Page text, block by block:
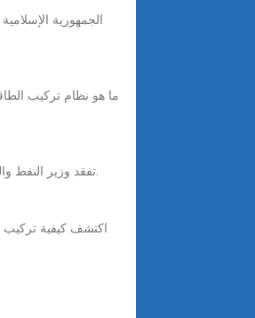
ما هو نظام تركيب
تفقد وزير النفط والطاقة والمعادن بموريتانيا محمد ولد عبد الفتاح الأربعاء 13 – 09 – 2017 مشروع بناء المحطة الشمسية الكهروضوئية بمقاطعة دار النعيم، بولاية نواكشوط الشمالية.